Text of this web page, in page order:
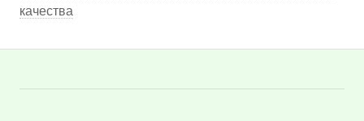
качества